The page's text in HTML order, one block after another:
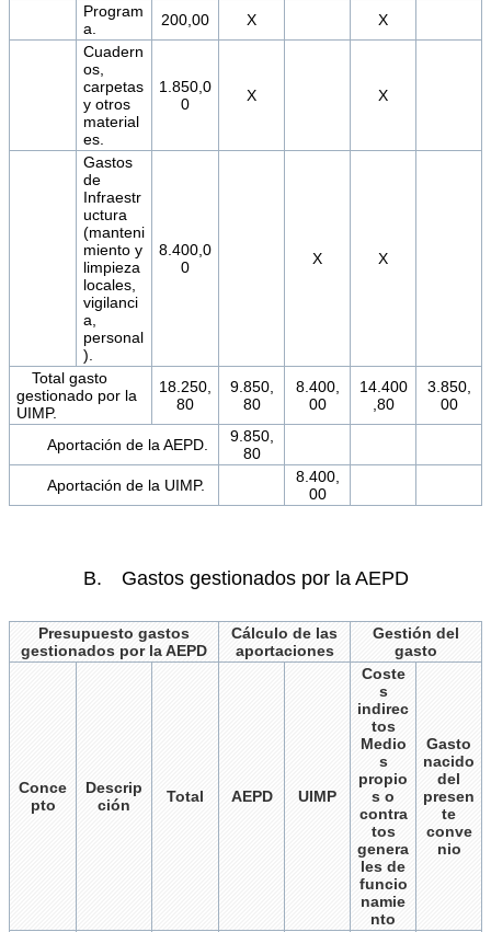
Program
a.
200,00 X
X
Cuadern
os,
carpetas
y otros
material
es.
1.850,0
0
X X
Gastos
de
Infraestr
uctura
(manteni
miento y
limpieza
locales,
vigilanci
a,
personal
).
8.400,0
0
X X
Total gasto
gestionado por la
UIMP.
18.250,
80
9.850,
80
8.400,
00
14.400
,80
3.850,
00
Aportación de la AEPD.
9.850,
80
Aportación de la UIMP.
8.400,
00
B. Gastos gestionados por la AEPD
Presupuesto gastos
gestionados por la AEPD
Cálculo de las
aportaciones
Gestión del
gasto
Conce
pto
Descrip
ción
Total AEPD UIMP
Coste
s
indirec
tos
Medio
s
propio
s o
contra
tos
genera
les de
funcio
namie
nto
Gasto
nacido
del
presen
te
conve
nio